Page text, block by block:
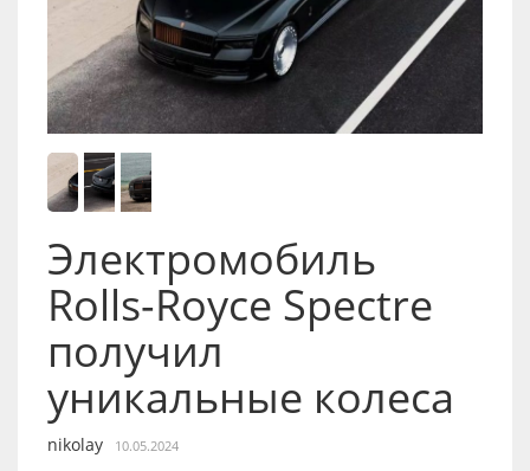
Электромобиль
Rolls-Royce Spectre
получил
уникальные колеса
nikolay 10.05.2024